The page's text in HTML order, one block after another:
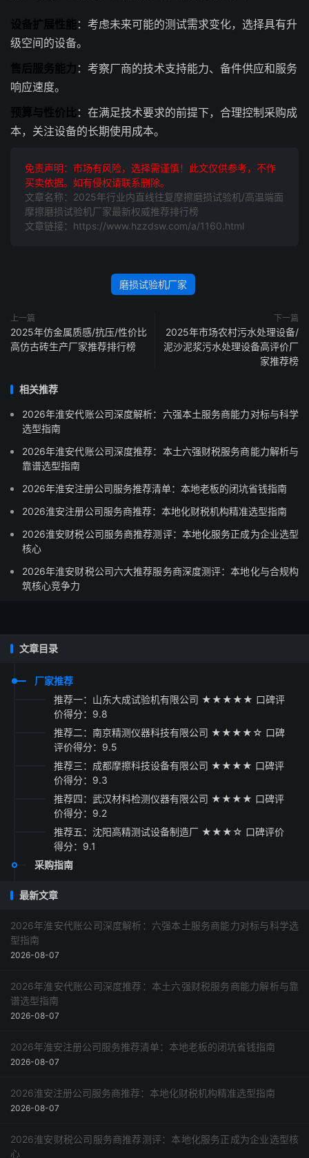
设备扩展性能：考虑未来可能的测试需求变化，选择具有升
级空间的设备。
售后服务能力 ：考察厂商的技术支持能力、备件供应和服务
响应速度。
预算与性价比 ：在满足技术要求的前提下，合理控制采购成
本，关注设备的长期使用成本。
免责声明：市场有风险，选择需谨慎！此文仅供参考，不作
买卖依据。如有侵权请联系删除。
文章名称：2025年行业内直线往复摩擦磨损试验机/高温端面
摩擦磨损试验机厂家最新权威推荐排行榜
文章链接：https://www.hzzdsw.com/a/1160.html
磨损试验机厂家
上一篇
2025年仿金属质感/抗压/性价比
高仿古砖生产厂家推荐排行榜
下一篇
2025年市场农村污水处理设备/
泥沙泥浆污水处理设备高评价厂
家推荐榜
相关推荐
2026年淮安代账公司深度解析：六强本土服务商能力对标与科学
选型指南
2026年淮安代账公司深度推荐：本土六强财税服务商能力解析与
靠谱选型指南
2026年淮安注册公司服务推荐清单：本地老板的闭坑省钱指南
2026淮安注册公司服务商推荐：本地化财税机构精准选型指南
2026淮安财税公司服务商推荐测评：本地化服务正成为企业选型
核心
2026年淮安财税公司六大推荐服务商深度测评：本地化与合规构
筑核心竞争力
文章目录
厂家推荐
推荐一：山东大成试验机有限公司 ★★★★★ 口碑评
价得分：9.8
推荐二：南京精测仪器科技有限公司 ★★★★☆ 口碑
评价得分：9.5
推荐三：成都摩擦科技设备有限公司 ★★★★ 口碑评
价得分：9.3
推荐四：武汉材科检测仪器有限公司 ★★★★ 口碑评
价得分：9.2
推荐五：沈阳高精测试设备制造厂 ★★★☆ 口碑评价
得分：9.1
采购指南
最新文章
2026年淮安代账公司深度解析：六强本土服务商能力对标与科学选
型指南
2026-08-07
2026年淮安代账公司深度推荐：本土六强财税服务商能力解析与靠
谱选型指南
2026-08-07
2026年淮安注册公司服务推荐清单：本地老板的闭坑省钱指南
2026-08-07
2026淮安注册公司服务商推荐：本地化财税机构精准选型指南
2026-08-07
2026淮安财税公司服务商推荐测评：本地化服务正成为企业选型核
心